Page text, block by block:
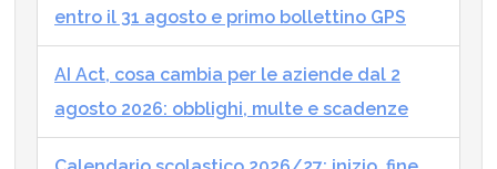
entro il 31 agosto e primo bollettino GPS
AI Act, cosa cambia per le aziende dal 2
agosto 2026: obblighi, multe e scadenze